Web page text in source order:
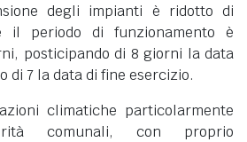
degli impianti è ridotto di
il periodo di funzionamento è
posticipando di 8 giorni la data
di 7 la data di fine esercizio.
climatiche particolarmente
comunali, con proprio